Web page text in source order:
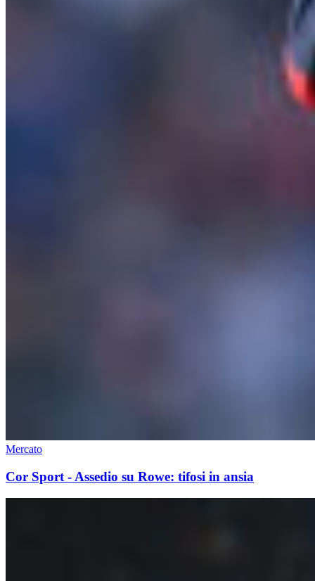
Mercato
Cor Sport - Assedio su Rowe: tifosi in ansia